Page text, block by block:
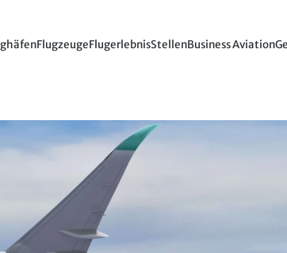
FlugzeugeFlugerlebnisStellenBusiness Aviation